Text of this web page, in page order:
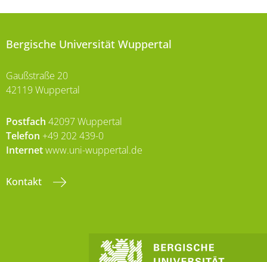
Bergische Universität Wuppertal
Gaußstraße 20
42119 Wuppertal
Postfach 42097 Wuppertal
Telefon +49 202 439-0
Internetwww.uni-wuppertal.de
Kontakt